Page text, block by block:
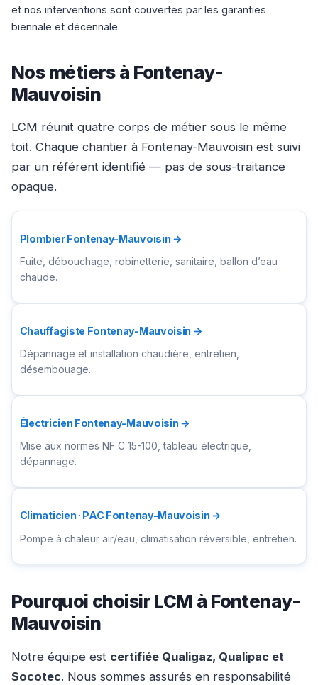
et nos interventions sont couvertes par les garanties
biennale et décennale.
Nos métiers à Fontenay-
Mauvoisin
LCM réunit quatre corps de métier sous le même
toit. Chaque chantier à Fontenay-Mauvoisin est suivi
par un référent identifié — pas de sous-traitance
opaque.
Plombier Fontenay-Mauvoisin →
Fuite, débouchage, robinetterie, sanitaire, ballon d’eau
chaude.
Chauffagiste Fontenay-Mauvoisin →
Dépannage et installation chaudière, entretien,
désembouage.
Électricien Fontenay-Mauvoisin →
Mise aux normes NF C 15-100, tableau électrique,
dépannage.
Climaticien · PAC Fontenay-Mauvoisin →
Pompe à chaleur air/eau, climatisation réversible, entretien.
Pourquoi choisir LCM à Fontenay-
Mauvoisin
Notre équipe est certifiée Qualigaz, Qualipac et
Socotec. Nous sommes assurés en responsabilité